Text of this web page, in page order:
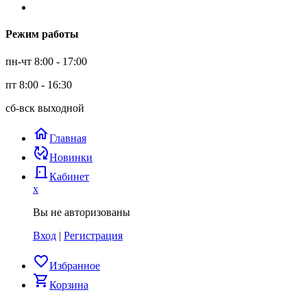
Режим работы
пн-чт 8:00 - 17:00
пт 8:00 - 16:30
сб-вск выходной
homeГлавная
published_with_changesНовинки
door_back Кабинет
x
Вы не авторизованы
Вход | Регистрация
favorite_borderИзбранное
shopping_cartКорзина